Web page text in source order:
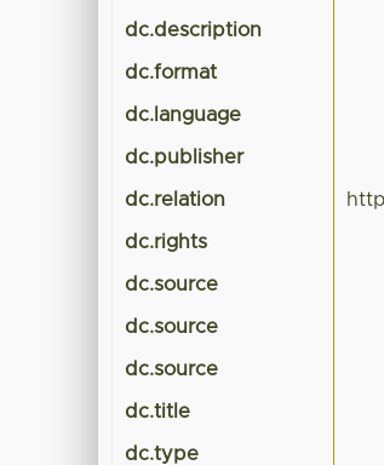
dc.description
dc.format
dc.language
dc.publisher
dc.relation
dc.rights
dc.source
dc.source
dc.source
dc.title
dc.type